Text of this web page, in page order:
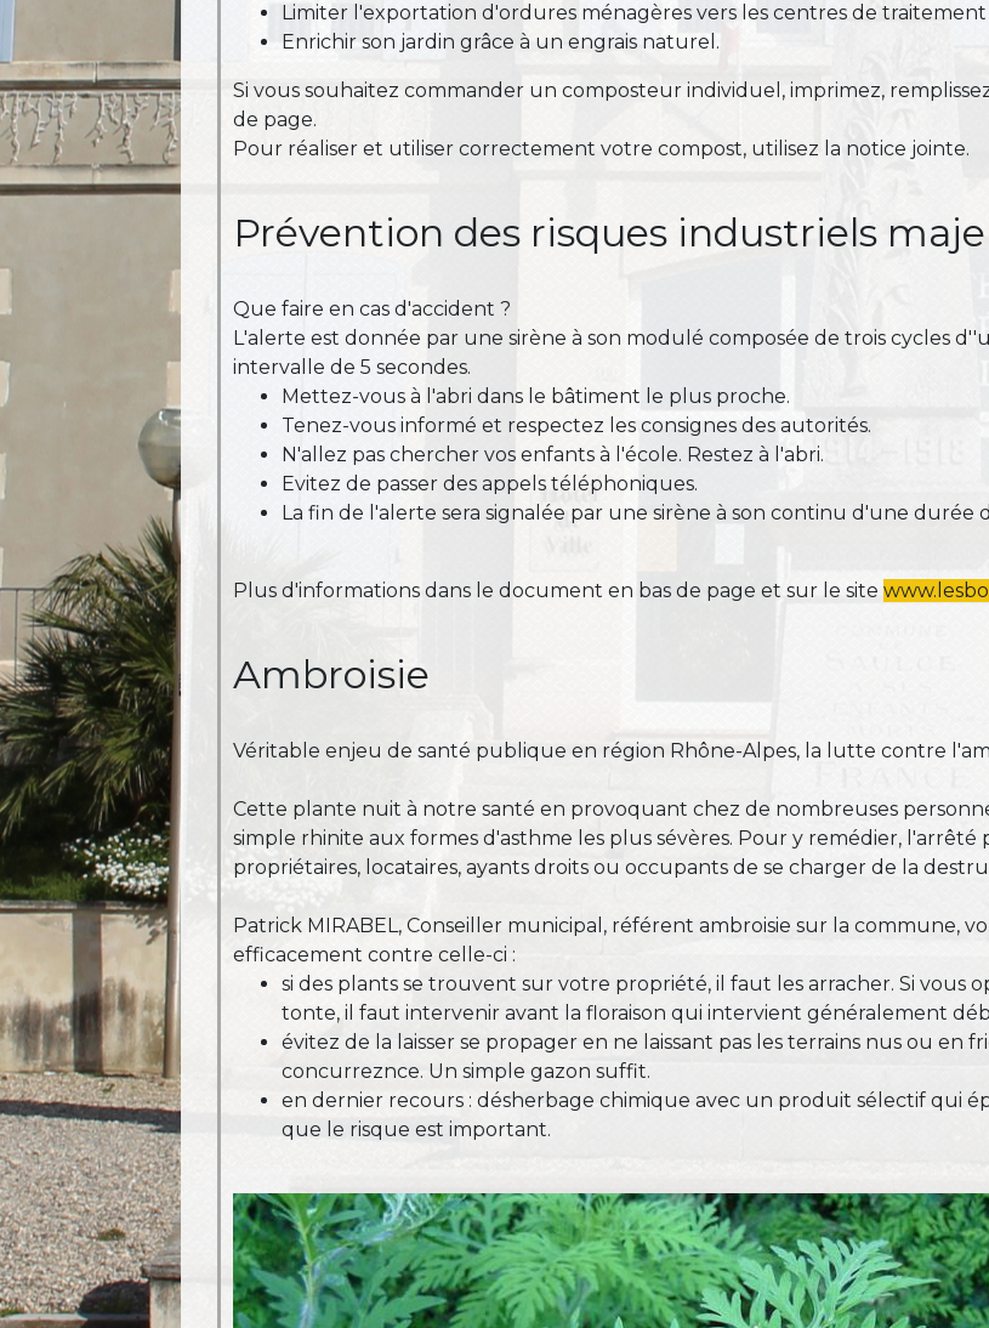
Limiter l'exportation d'ordures ménagères vers les centres de traitement
Enrichir son jardin grâce à un engrais naturel.
Si vous souhaitez commander un composteur individuel, imprimez,
de page.
Pour réaliser et utiliser correctement votre compost, utilisez la notice jointe.
Prévention des risques industriels
Que faire en cas d'accident ?
L'alerte est donnée par une sirène à son modulé composée de trois cycles
intervalle de 5 secondes.
Mettez-vous à l'abri dans le bâtiment le plus proche.
Tenez-vous informé et respectez les consignes des autorités.
N'allez pas chercher vos enfants à l'école. Restez à l'abri.
Evitez de passer des appels téléphoniques.
La fin de l'alerte sera signalée par une sirène à son continu d'une durée
Plus d'informations dans le document en bas de page et sur le site
Ambroisie
Véritable enjeu de santé publique en région Rhône-Alpes, la lutte contre
Cette plante nuit à notre santé en provoquant chez de nombreuses
simple rhinite aux formes d'asthme les plus sévères. Pour y remédier,
propriétaires, locataires, ayants droits ou occupants de se charger de la
Patrick MIRABEL, Conseiller municipal, référent ambroisie sur la commune,
efficacement contre celle-ci :
si des plants se trouvent sur votre propriété, il faut les arracher. Si vous
tonte, il faut intervenir avant la floraison qui intervient généralement
évitez de la laisser se propager en ne laissant pas les terrains nus ou en
concurreznce. Un simple gazon suffit.
en dernier recours : désherbage chimique avec un produit sélectif qui
que le risque est important.